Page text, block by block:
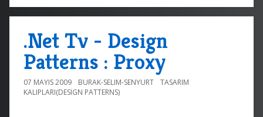
.Net Tv - Design
Patterns : Proxy
07 MAYIS 2009 BURAK-SELIM-SENYURT
TASARIM
KALIPLARI(DESIGN PATTERNS)